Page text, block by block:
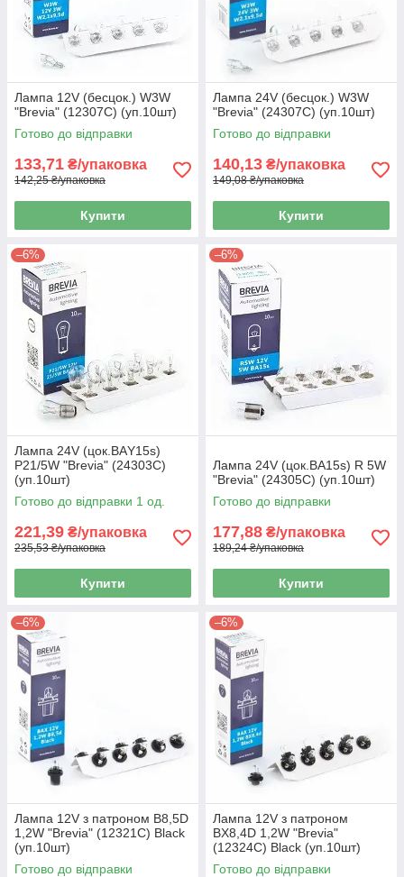
Лампа 12V (бесцок.) W3W
"Brevia" (12307C) (уп.10шт)
Готово до відправки
133,71 ₴/упаковка
142,25 ₴/упаковка
Купити
Лампа 24V (бесцок.) W3W
"Brevia" (24307C) (уп.10шт)
Готово до відправки
140,13 ₴/упаковка
149,08 ₴/упаковка
Купити
–6%
Лампа 24V (цок.ВАY15s)
P21/5W "Brevia" (24303C)
(уп.10шт)
Готово до відправки 1 од.
221,39 ₴/упаковка
235,53 ₴/упаковка
Купити
–6%
Лампа 24V (цок.BA15s) R 5W
"Brevia" (24305C) (уп.10шт)
Готово до відправки
177,88 ₴/упаковка
189,24 ₴/упаковка
Купити
–6%
Лампа 12V з патроном B8,5D
1,2W "Brevia" (12321C) Black
(уп.10шт)
Готово до відправки
–6%
Лампа 12V з патроном
BX8,4D 1,2W "Brevia"
(12324C) Black (уп.10шт)
Готово до відправки